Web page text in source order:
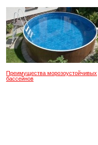
Преимущества морозоустойчивых
бассейнов